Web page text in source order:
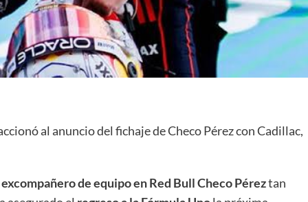
al anuncio del fichaje de Checo Pérez con Cadillac,
de equipo en Red Bull Checo Péreztan